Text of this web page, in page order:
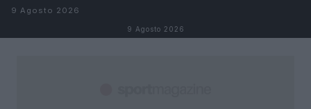
Salta al contenuto
9 Agosto 2026
9 Agosto 2026